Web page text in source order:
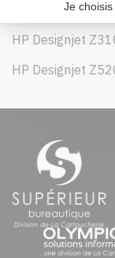
HP Designjet
HP Designjet
HP Designjet